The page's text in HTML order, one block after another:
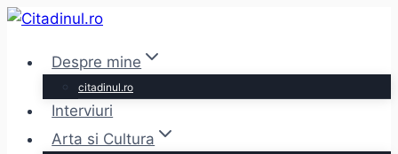
Skip
contentDespre mine
citadinul.ro
Interviuri
Arta si Cultura